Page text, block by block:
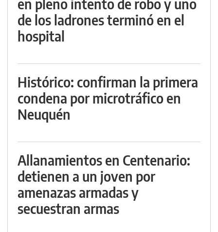
en pleno intento de robo y uno
de los ladrones terminó en el
hospital
Histórico: confirman la primera
condena por microtráfico en
Neuquén
Allanamientos en Centenario:
detienen a un joven por
amenazas armadas y
secuestran armas